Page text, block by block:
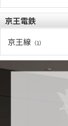
京王電鉄
京王線 （1）